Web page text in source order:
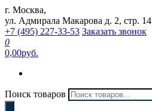
Интернет магазин "Can Auto"
г. Москва,
ул. Адмирала Макарова д. 2, стр. 14
+7 (495) 227-33-53 Заказать звонок
0
0,00руб.
Поиск товаров